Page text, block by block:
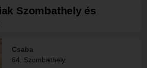
Szombathely és
Csaba
64, Szombathely